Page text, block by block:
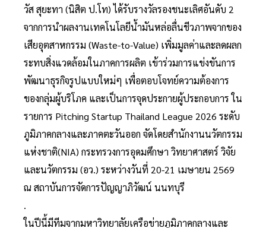
วัส สุยะทา (นิสิต ป.โท) ได้รับรางวัลรองชนะเลิศอันดับ 2
จากการนำผลงานเทคโนโลยีน้ำมันหล่อลื่นชีวภาพจากของ
เสียอุตสาหกรรม (Waste-to-Value) เพิ่มมูลค่าและลดผลก
ระทบสิ่งแวดล้อมในภาคการผลิต เข้าร่วมการแข่งขันการ
พัฒนาธุรกิจรูปแบบใหม่ๆ เพื่อตอบโจทย์ความต้องการ
ของกลุ่มผู้บริโภค และเป็นการจุดประกายผู้ประกอบการ ใน
รายการ Pitching Startup Thailand League 2026 ระดับ
ภูมิภาคกลางและภาคตะวันออก จัดโดยสำนักงานนวัตกรรม
แห่งชาติ(NIA) กระทรวงการอุดมศึกษา วิทยาศาสตร์ วิจัย
และนวัตกรรม (อว.) ระหว่างวันที่ 20-21 เมษายน 2569
ณ สถาบันการจัดการปัญญาภิวัฒน์ นนทบุรี
.
ในปีนี้มีทีมจากมหาวิทยาลัยเครือข่ายภูมิภาคกลางและ